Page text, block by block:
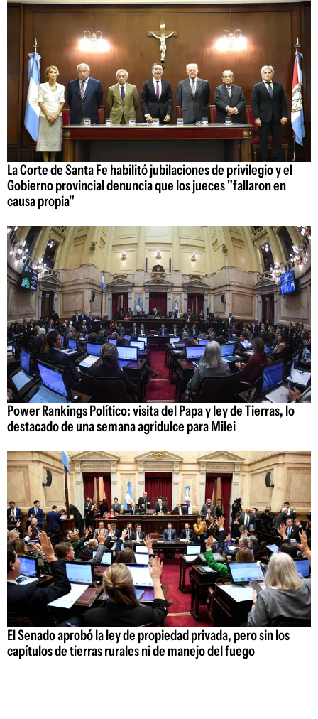
La Corte de Santa Fe habilitó jubilaciones de privilegio y el
Gobierno provincial denuncia que los jueces "fallaron en
causa propia"
Power Rankings Político: visita del Papa y ley de Tierras, lo
destacado de una semana agridulce para Milei
El Senado aprobó la ley de propiedad privada, pero sin los
capítulos de tierras rurales ni de manejo del fuego